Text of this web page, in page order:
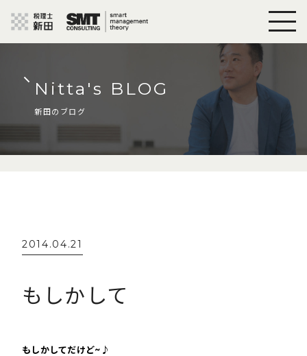
Nitta's BLOG
新田のブログ
2014.04.21
もしかして
もしかしてだけど~♪